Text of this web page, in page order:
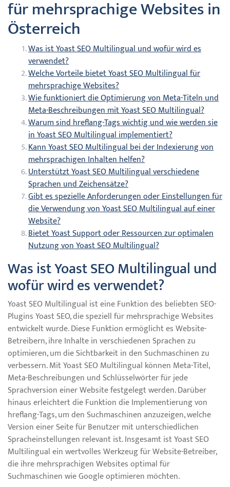
für mehrsprachige Websites in
Österreich
Was ist Yoast SEO Multilingual und wofür wird es
verwendet?
Welche Vorteile bietet Yoast SEO Multilingual für
mehrsprachige Websites?
Wie funktioniert die Optimierung von Meta-Titeln und
Meta-Beschreibungen mit Yoast SEO Multilingual?
Warum sind hreflang-Tags wichtig und wie werden sie
in Yoast SEO Multilingual implementiert?
Kann Yoast SEO Multilingual bei der Indexierung von
mehrsprachigen Inhalten helfen?
Unterstützt Yoast SEO Multilingual verschiedene
Sprachen und Zeichensätze?
Gibt es spezielle Anforderungen oder Einstellungen für
die Verwendung von Yoast SEO Multilingual auf einer
Website?
Bietet Yoast Support oder Ressourcen zur optimalen
Nutzung von Yoast SEO Multilingual?
Was ist Yoast SEO Multilingual und
wofür wird es verwendet?
Yoast SEO Multilingual ist eine Funktion des beliebten SEO-
Plugins Yoast SEO, die speziell für mehrsprachige Websites
entwickelt wurde. Diese Funktion ermöglicht es Website-
Betreibern, ihre Inhalte in verschiedenen Sprachen zu
optimieren, um die Sichtbarkeit in den Suchmaschinen zu
verbessern. Mit Yoast SEO Multilingual können Meta-Titel,
Meta-Beschreibungen und Schlüsselwörter für jede
Sprachversion einer Website festgelegt werden. Darüber
hinaus erleichtert die Funktion die Implementierung von
hreflang-Tags, um den Suchmaschinen anzuzeigen, welche
Version einer Seite für Benutzer mit unterschiedlichen
Spracheinstellungen relevant ist. Insgesamt ist Yoast SEO
Multilingual ein wertvolles Werkzeug für Website-Betreiber,
die ihre mehrsprachigen Websites optimal für
Suchmaschinen wie Google optimieren möchten.